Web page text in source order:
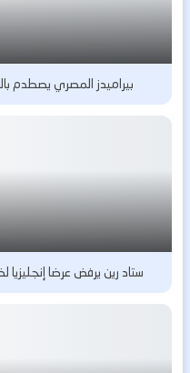
بيراميدز المصري يصطدم
ستاد رين يرفض عرضا